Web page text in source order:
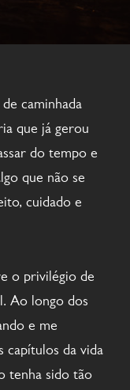
caminhada
que já gerou
do tempo e
que não se
cuidado e
o privilégio de
Ao longo dos
e me
capítulos da vida
tenha sido tão